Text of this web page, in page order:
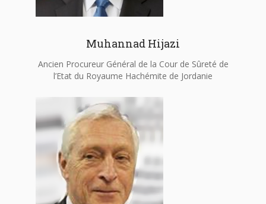
Muhannad Hijazi
Ancien Procureur Général de la Cour de Sûreté de
l’Etat du Royaume Hachémite de Jordanie